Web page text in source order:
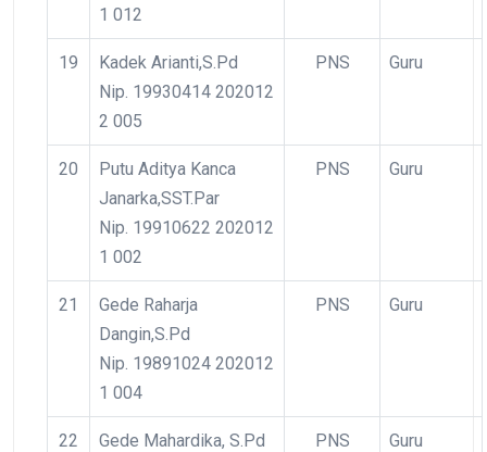
1 012
19
Kadek Arianti,S.Pd
Nip. 19930414 202012
2 005
PNS Guru
20
Putu Aditya Kanca
Janarka,SST.Par
Nip. 19910622 202012
1 002
PNS Guru
21
Gede Raharja
Dangin,S.Pd
Nip. 19891024 202012
1 004
PNS Guru
22
Gede Mahardika, S.Pd
PNS Guru